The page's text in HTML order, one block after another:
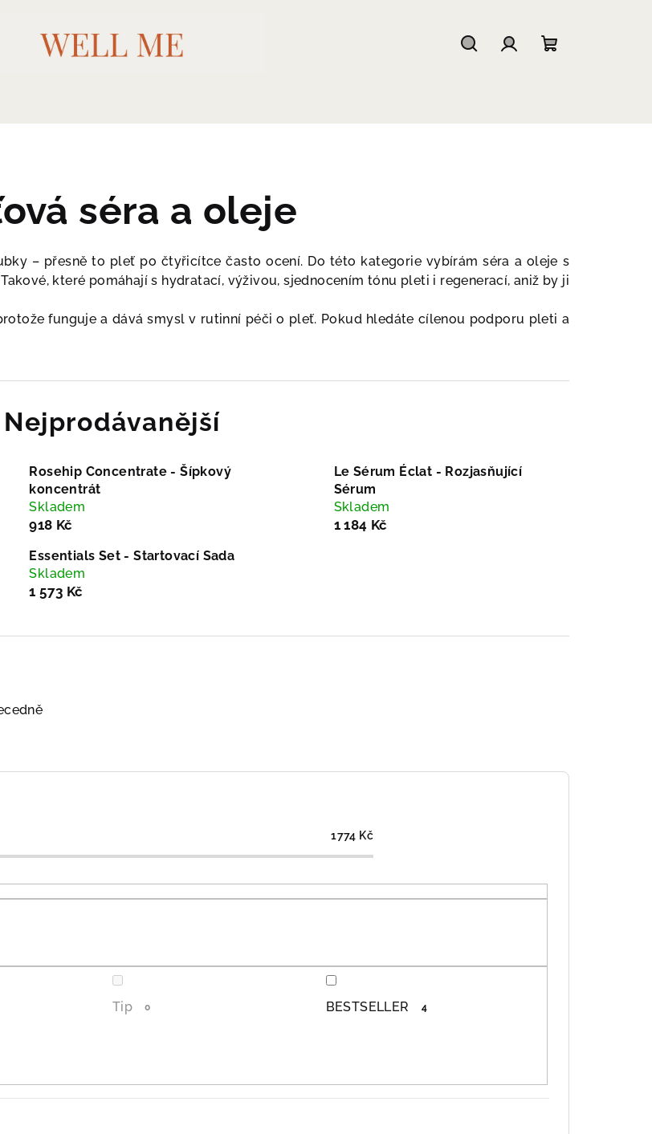
séra a oleje
– přesně to pleť po čtyřicítce často ocení. Do této kategorie vybírám séra a oleje s
které pomáhají s hydratací, výživou, sjednocením tónu pleti i regenerací, aniž by ji
funguje a dává smysl v rutinní péči o pleť. Pokud hledáte cílenou podporu pleti a
Nejprodávanější
Rosehip Concentrate - Šípkový
koncentrát
Skladem
918 Kč
Le Sérum Éclat - Rozjasňující
Sérum
Skladem
1 184 Kč
Essentials Set - Startovací Sada
Skladem
1 573 Kč
1774 Kč
Tip 0 BESTSELLER 4